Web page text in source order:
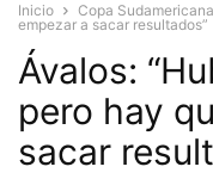
Inicio Copa Sudamericana
empezar a sacar resultados”
Ávalos:
pero hay
sacar